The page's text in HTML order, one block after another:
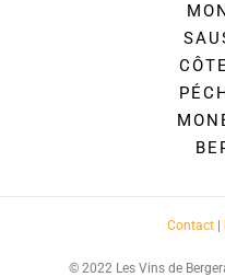
Contact|
© 2022 Les Vins de